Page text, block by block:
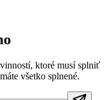
ktoré musí splniť
všetko splnené.